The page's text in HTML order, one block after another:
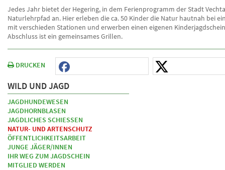
Jedes Jahr bietet der Hegering, in dem Ferienprogramm der Stadt
Naturlehrpfad an. Hier erleben die ca. 50 Kinder die Natur hautnah bei
mit verschieden Stationen und erwerben einen eigenen
Abschluss ist ein gemeinsames Grillen.
DRUCKEN
WILD UND JAGD
JAGDHUNDEWESEN
JAGDHORNBLASEN
JAGDLICHES SCHIESSEN
NATUR- UND ARTENSCHUTZ
ÖFFENTLICHKEITSARBEIT
JUNGE JÄGER/INNEN
IHR WEG ZUM JAGDSCHEIN
MITGLIED WERDEN